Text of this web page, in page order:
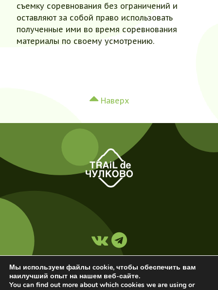
съемку соревнования без ограничений и
оставляют за собой право использовать
полученные ими во время соревнования
материалы по своему усмотрению.
Наверх
© 2017-2026 Проект КлубаVelogearance
Мы используем файлы cookie, чтобы обеспечить вам
наилучший опыт на нашем веб-сайте.
You can find out more about which cookies we are using or